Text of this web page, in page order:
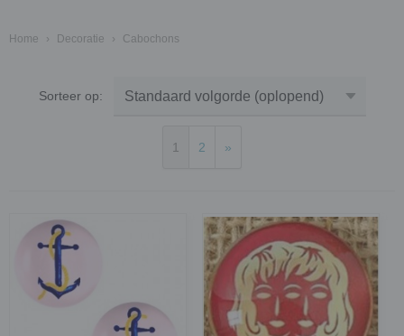
Home › Decoratie › Cabochons
Sorteer op:
1 2 »